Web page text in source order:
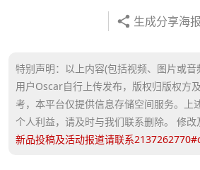
生成分享海报
特别声明：以上内容(包括视频、图片或
用户Oscar自行上传发布，版权归版权方
考，本平台仅提供信息存储空间服务。上
个人利益，请及时与我们联系删除。 修改
新品投稿及活动报道请联系